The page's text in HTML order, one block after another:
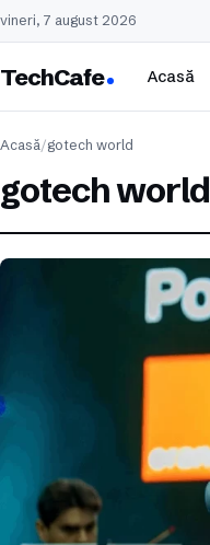
vineri, 7 august 2026
TechCafe Acasă
Acasă/gotech world
gotech world